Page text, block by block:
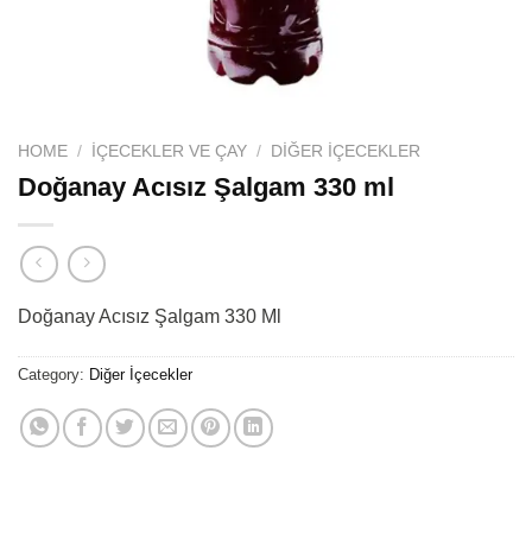
HOME / İÇECEKLER VE ÇAY / DIĞER İÇECEKLER
Doğanay Acısız Şalgam 330 ml
Doğanay Acısız Şalgam 330 Ml
Category: Diğer İçecekler